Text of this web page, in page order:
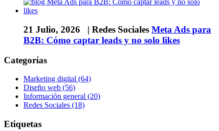
21 Julio, 2026 | Redes Sociales Meta Ads para
B2B: Cómo captar leads y no solo likes
Categorías
Marketing digital (64)
Diseño web (56)
Información general (20)
Redes Sociales (18)
Etiquetas